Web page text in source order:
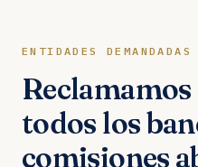
ENTIDADES DEMANDADAS
todos los
comisiones